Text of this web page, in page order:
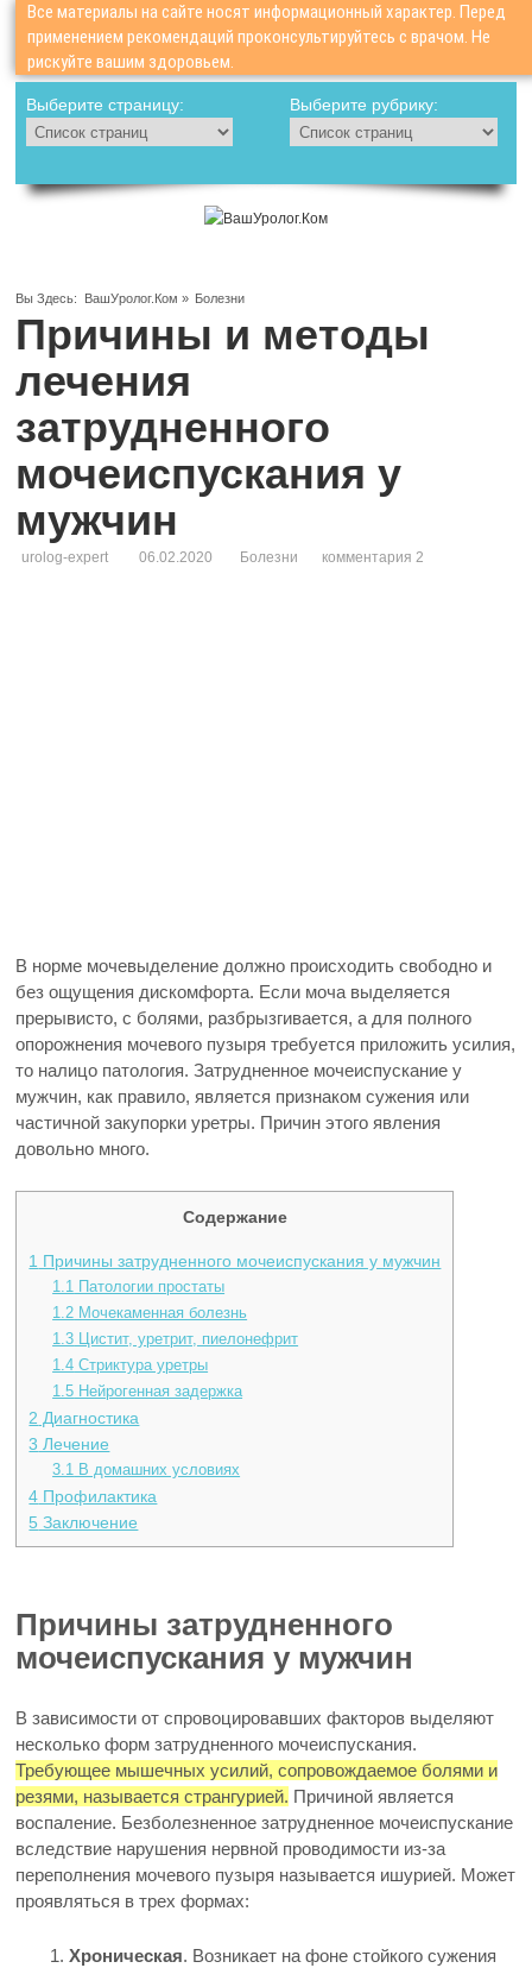
Все материалы на сайте носят информационный характер. Перед
применением рекомендаций проконсультируйтесь с врачом. Не
рискуйте вашим здоровьем.
Выберите страницу: Выберите рубрику:
Вы Здесь: ВашУролог.Ком » Болезни
Причины и методы
лечения
затрудненного
мочеиспускания у
мужчин
urolog-expert 06.02.2020 Болезни комментария 2
В норме мочевыделение должно происходить свободно и
без ощущения дискомфорта. Если моча выделяется
прерывисто, с болями, разбрызгивается, а для полного
опорожнения мочевого пузыря требуется приложить усилия,
то налицо патология. Затрудненное мочеиспускание у
мужчин, как правило, является признаком сужения или
частичной закупорки уретры. Причин этого явления
довольно много.
Содержание
1 Причины затрудненного мочеиспускания у мужчин
1.1 Патологии простаты
1.2 Мочекаменная болезнь
1.3 Цистит, уретрит, пиелонефрит
1.4 Стриктура уретры
1.5 Нейрогенная задержка
2 Диагностика
3 Лечение
3.1 В домашних условиях
4 Профилактика
5 Заключение
Причины затрудненного
мочеиспускания у мужчин
В зависимости от спровоцировавших факторов выделяют
несколько форм затрудненного мочеиспускания.
Требующее мышечных усилий, сопровождаемое болями и
резями, называется странгурией. Причиной является
воспаление. Безболезненное затрудненное мочеиспускание
вследствие нарушения нервной проводимости из-за
переполнения мочевого пузыря называется ишурией. Может
проявляться в трех формах:
Хроническая. Возникает на фоне стойкого сужения